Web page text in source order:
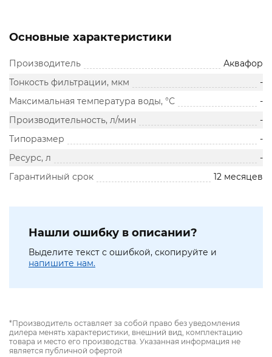
Основные характеристики
Производитель
Аквафор
Тонкость фильтрации, мкм
-
Максимальная температура воды, °С
-
Производительность, л/мин
-
Типоразмер
-
Ресурс, л
-
Гарантийный срок
12 месяцев
Нашли ошибку в описании?
Выделите текст с ошибкой, скопируйте и
напишите нам.
*Производитель оставляет за собой право без уведомления
дилера менять характеристики, внешний вид, комплектацию
товара и место его производства. Указанная информация не
является публичной офертой